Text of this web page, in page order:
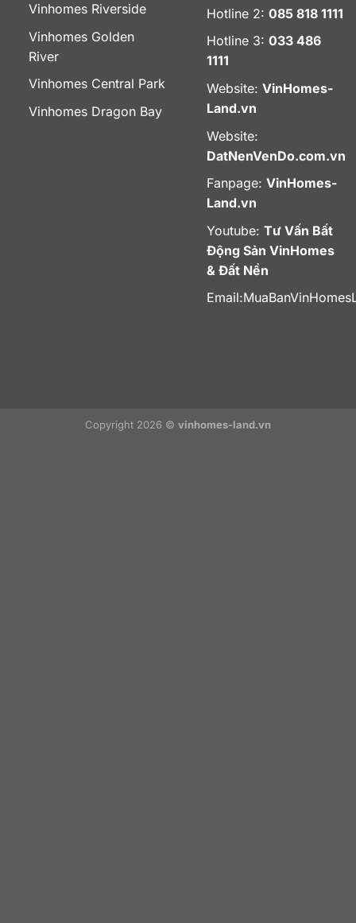
Vinhomes Riverside
Vinhomes Golden
River
Vinhomes Central Park
Vinhomes Dragon Bay
Hotline 2: 085 818 1111
Hotline 3: 033 486
1111
Website: VinHomes-
Land.vn
Website:
DatNenVenDo.com.vn
Fanpage: VinHomes-
Land.vn
Youtube: Tư Vấn Bất
Động Sản VinHomes
& Đất Nền
Email:
Copyright 2026 © vinhomes-land.vn